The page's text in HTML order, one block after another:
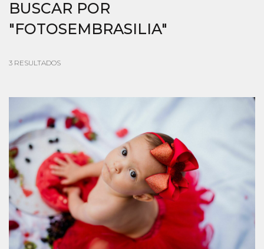
BUSCAR POR
"FOTOSEMBRASILIA"
3 RESULTADOS